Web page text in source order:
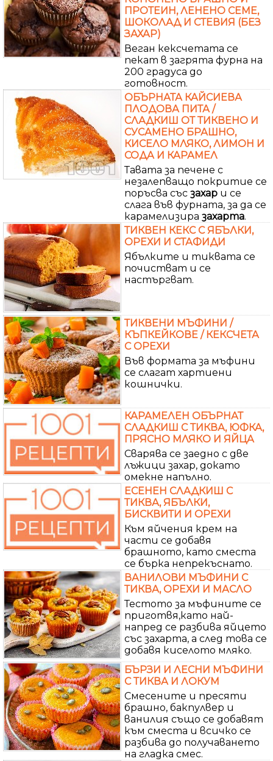
ПРОТЕИН, ЛЕНЕНО СЕМЕ,
ШОКОЛАД И СТЕВИЯ (БЕЗ
ЗАХАР)
Веган кексчетата се
пекат в загрята фурна на
200 градуса до
готовност.
ОБЪРНАТА КАЙСИЕВА
ПЛОДОВА ПИТА /
СЛАДКИШ ОТ ТИКВЕНО И
СУСАМЕНО БРАШНО,
КИСЕЛО МЛЯКО, ЛИМОН И
СОДА И КАРАМЕЛ
Тавата за печене с
незалепващо покритие се
поръсва със захар и се
слага във фурната, за да се
карамелизира захарта.
ТИКВЕН КЕКС С ЯБЪЛКИ,
ОРЕХИ И СТАФИДИ
Ябълките и тиквата се
почистват и се
настъргват.
ТИКВЕНИ МЪФИНИ /
КЪПКЕЙКОВЕ / КЕКСЧЕТА
С ОРЕХИ
Във формата за мъфини
се слагат хартиени
кошнички.
КАРАМЕЛЕН ОБЪРНАТ
СЛАДКИШ С ТИКВА, ЮФКА,
ПРЯСНО МЛЯКО И ЯЙЦА
Сварява се заедно с две
лъжици захар, докато
омекне напълно.
ЕСЕНЕН СЛАДКИШ С
ТИКВА, ЯБЪЛКИ,
БИСКВИТИ И ОРЕХИ
Към яйчения крем на
части се добавя
брашното, като сместа
се бърка непрекъснато.
ВАНИЛОВИ МЪФИНИ С
ТИКВА, ОРЕХИ И МАСЛО
Тестото за мъфините се
приготвя,като най-
напред се разбива яйцето
със захарта, а след това се
добавя киселото мляко.
БЪРЗИ И ЛЕСНИ МЪФИНИ
С ТИКВА И ЛОКУМ
Смесените и пресяти
брашно, бакпулвер и
ванилия също се добавят
към сместа и всичко се
разбива до получаването
на гладка смес.